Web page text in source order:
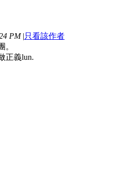
PM |只看該作者
。
正義lun.